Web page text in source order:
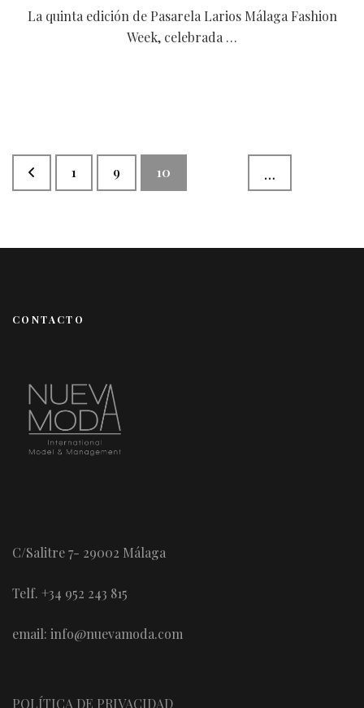
La quinta edición de Pasarela Larios Málaga Fashion
Week, celebrada …
Paginación
de
Página
1 …
Página
9 Página
10
CONTACTO
C/Salitre 7- 29002 Málaga
Telf. +34 952 243 815
email: info@nuevamoda.com
POLÍTICA DE PRIVACIDAD